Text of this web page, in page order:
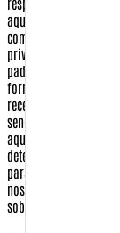
aqui nossa Política
compra conosco,
privacidade de seus
padrões de
fornecido por você,
receber algum dos
sendo fornecido a
aquela à qual você fez
determinam nossa
para
nossos
sobre este assunto.